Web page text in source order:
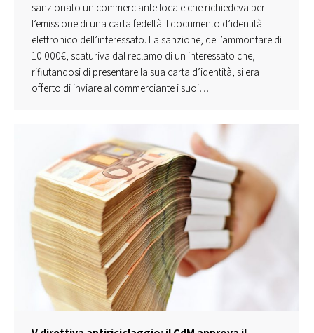
sanzionato un commerciante locale che richiedeva per
l’emissione di una carta fedeltà il documento d’identità
elettronico dell’interessato. La sanzione, dell’ammontare di
10.000€, scaturiva dal reclamo di un interessato che,
rifiutandosi di presentare la sua carta d’identità, si era
offerto di inviare al commerciante i suoi…